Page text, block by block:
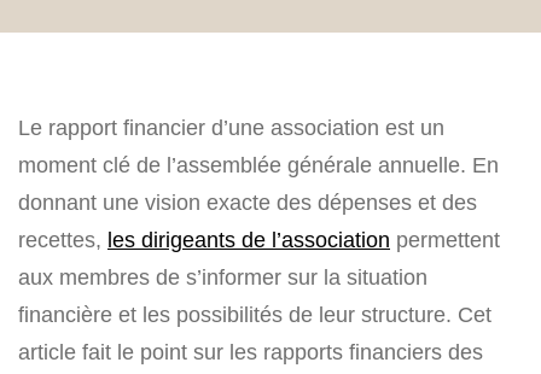
Le rapport financier d’une association est un
moment clé de l’assemblée générale annuelle. En
donnant une vision exacte des dépenses et des
recettes, les dirigeants de l’association permettent
aux membres de s’informer sur la situation
financière et les possibilités de leur structure. Cet
article fait le point sur les rapports financiers des